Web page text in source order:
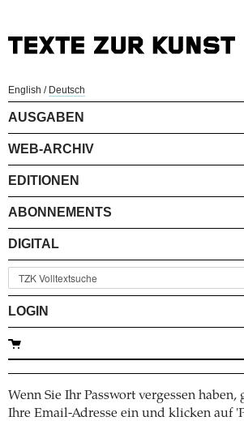
English / Deutsch
AUSGABEN
WEB-ARCHIV
EDITIONEN
ABONNEMENTS
DIGITAL
LOGIN
Wenn Sie Ihr Passwort vergessen haben,
Ihre Email-Adresse ein und klicken auf